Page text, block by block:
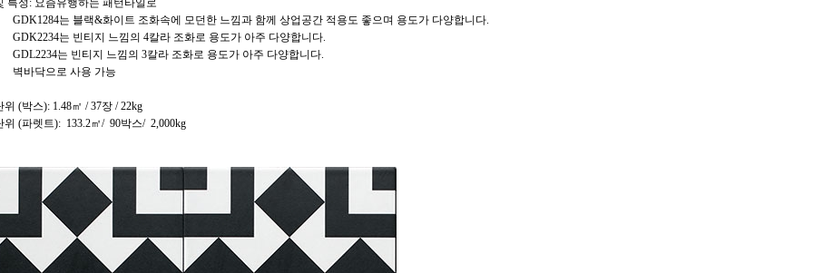
특성: 요즘유행하는 패턴타일로
는 블랙&화이트 조화속에 모던한 느낌과 함께 상업공간 적용도 좋으며 용도가 다양합니다.
는 빈티지 느낌의 4칼라 조화로 용도가 아주 다양합니다.
는 빈티지 느낌의 3칼라 조화로 용도가 아주 다양합니다.
으로 사용 가능
위 (박스): 1.48㎡ / 37장 / 22kg
위 (파렛트): 133.2㎡/ 90박스/ 2,000kg